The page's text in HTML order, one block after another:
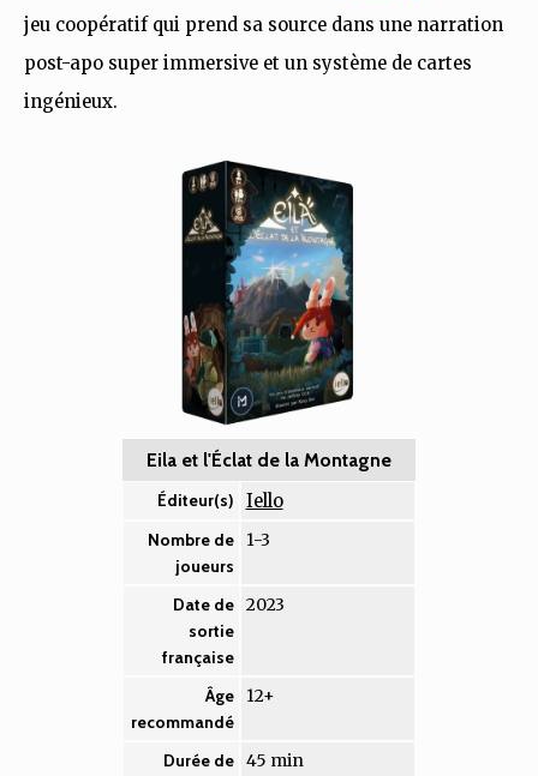
jeu coopératif qui prend sa source dans une narration
post-apo super immersive et un système de cartes
ingénieux.
Eila et l'Éclat de la Montagne
Éditeur(s) Iello
Nombre de
joueurs
1-3
Date de
sortie
française
2023
Âge
recommandé
12+
Durée de 45 min